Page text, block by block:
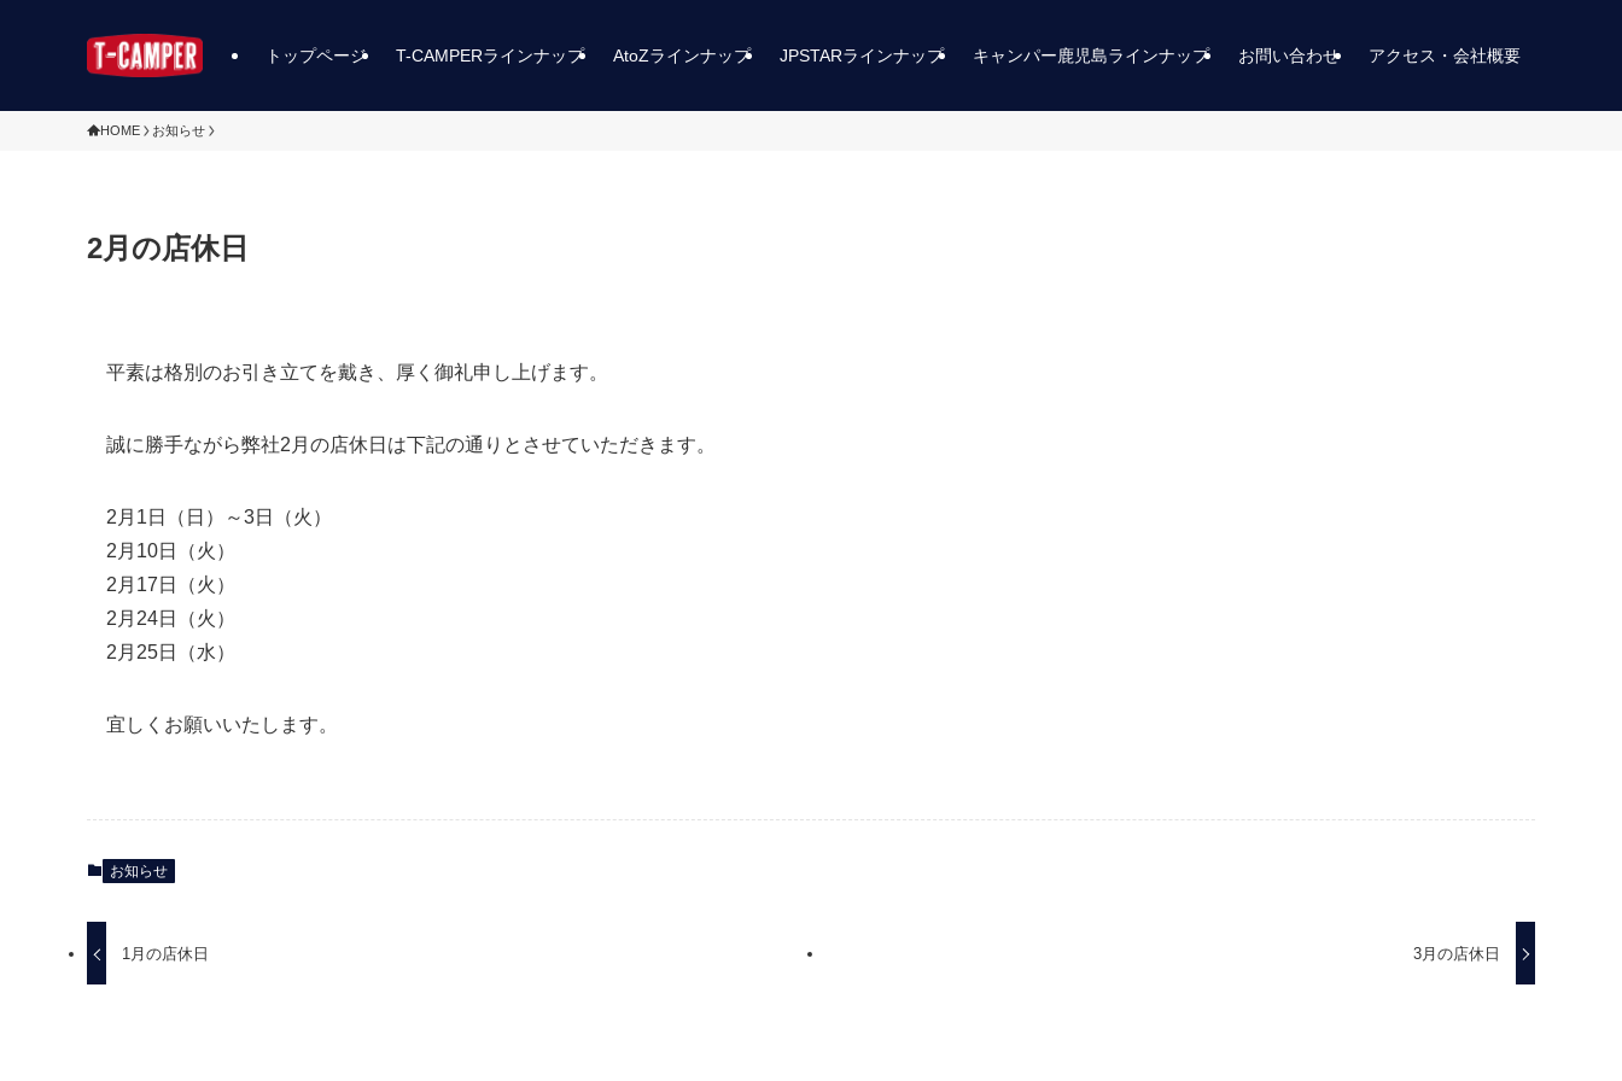
トップページ T-CAMPERラインナップ AtoZラインナップ JPSTARラインナップ キャンパー鹿児島ラインナップ お問い合わせ アクセス・会社概要
HOME お知らせ
2月の店休日
平素は格別のお引き立てを戴き、厚く御礼申し上げます。
誠に勝手ながら弊社2月の店休日は下記の通りとさせていただきます。
2月1日（日）～3日（火）
2月10日（火）
2月17日（火）
2月24日（火）
2月25日（水）
宜しくお願いいたします。
お知らせ
1月の店休日 3月の店休日